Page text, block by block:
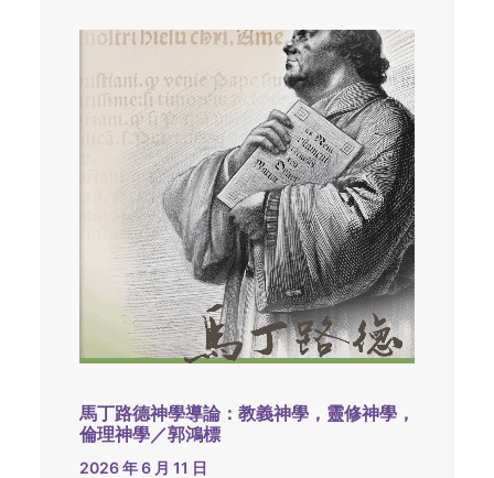
馬丁路德神學導論：教義神學，靈修神學，
倫理神學／郭鴻標
2026 年 6 月 11 日